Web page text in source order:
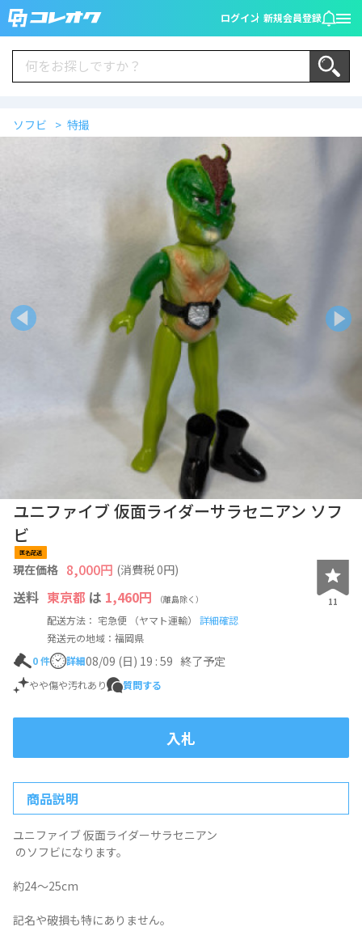
ログイン 新規会員登録
ソフビ 特撮
ユニファイブ 仮面ライダーサラセニアン ソフ
ビ
匿名配送
現在価格 8,000円 (消費税0円)
11
送料 東京都 は 1,460円 （離島除く）
配送方法： 宅急便 （ヤマト運輸） 詳細確認
発送元の地域：福岡県
0件 詳細08/09 (日) 19 : 59 終了予定
やや傷や汚れあり 質問する
入札
商品説明
ユニファイブ 仮面ライダーサラセニアン
のソフビになります。
約24〜25cm
記名や破損も特にありません。